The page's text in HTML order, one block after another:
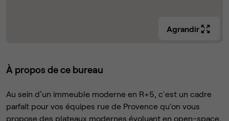
Agrandir
À propos de ce bureau
Au sein dʼun immeuble moderne en R+5, c'est un cadre
parfait pour vos équipes rue de Provence qu'on vous
propose des plateaux modernes évoluant en open-space,